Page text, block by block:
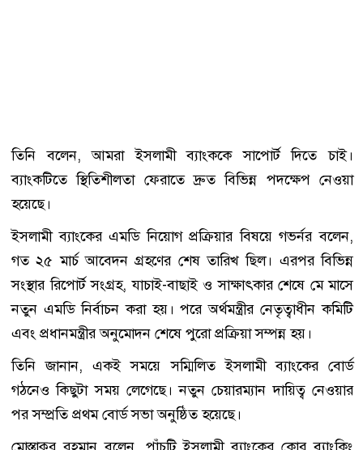
তিনি বলেন, আমরা ইসলামী ব্যাংককে সাপোর্ট দিতে চাই।
ব্যাংকটিতে স্থিতিশীলতা ফেরাতে দ্রুত বিভিন্ন পদক্ষেপ নেওয়া
হয়েছে।
ইসলামী ব্যাংকের এমডি নিয়োগ প্রক্রিয়ার বিষয়ে গভর্নর বলেন,
গত ২৫ মার্চ আবেদন গ্রহণের শেষ তারিখ ছিল। এরপর বিভিন্ন
সংস্থার রিপোর্ট সংগ্রহ, যাচাই-বাছাই ও সাক্ষাৎকার শেষে মে মাসে
নতুন এমডি নির্বাচন করা হয়। পরে অর্থমন্ত্রীর নেতৃত্বাধীন কমিটি
এবং প্রধানমন্ত্রীর অনুমোদন শেষে পুরো প্রক্রিয়া সম্পন্ন হয়।
তিনি জানান, একই সময়ে সম্মিলিত ইসলামী ব্যাংকের বোর্ড
গঠনেও কিছুটা সময় লেগেছে। নতুন চেয়ারম্যান দায়িত্ব নেওয়ার
পর সম্প্রতি প্রথম বোর্ড সভা অনুষ্ঠিত হয়েছে।